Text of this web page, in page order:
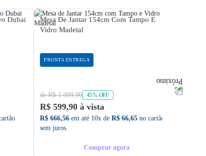
Dubai
Mesa De Jantar 154cm Com Tampo E
Vidro Madetal
PRONTA ENTREGA
de R$ 1.099,90 45% OFF
R$ 599,90 à vista
R$ 666,56 em até 10x de R$ 66,65 no cartão
sem juros
Comprar agora